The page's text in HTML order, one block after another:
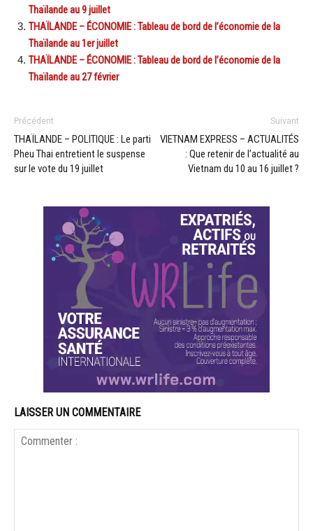
Thaïlande au 9 juillet
THAÏLANDE – ÉCONOMIE : Tableau de bord de l’économie de la
Thaïlande au 1er juillet
THAÏLANDE – ÉCONOMIE : Tableau de bord de l’économie de la
Thaïlande au 27 février
Précédent
THAÏLANDE – POLITIQUE : Le parti
Pheu Thai entretient le suspense
sur le vote du 19 juillet
Suivant
VIETNAM EXPRESS – ACTUALITÉS
: Que retenir de l’actualité au
Vietnam du 10 au 16 juillet ?
LAISSER UN COMMENTAIRE